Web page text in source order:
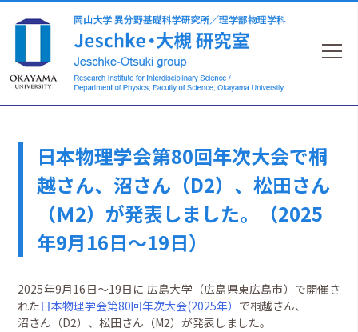
日本物理学会第80回年次大会で桐
越さん、沼さん（D2）、松田さん
（Ｍ2）が発表しました。（2025
年9月16日～19日）
2025年9月16日～19日に 広島大学（広島県東広島市）で開催さ
れた日本物理学会第80回年次大会(2025年） で桐越さん、
沼さん（D2）、松田さん（M2）が発表しました。